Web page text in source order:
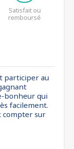
Satisfait ou
remboursé
participer au
bonheur qui
facilement.
compter sur